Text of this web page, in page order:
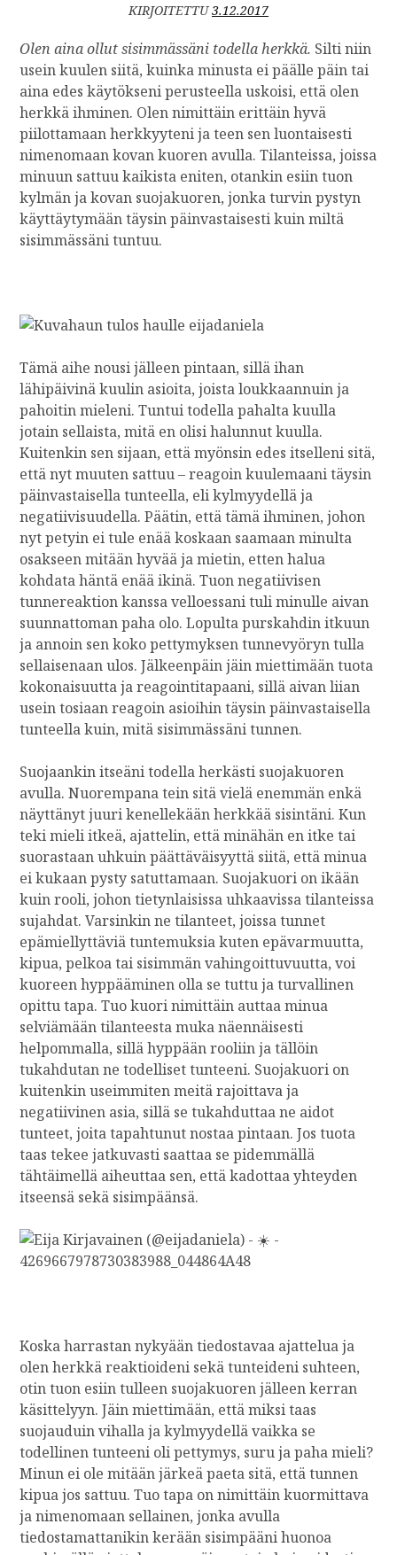
L
I
N
E
I
O
L
E
T
Ä
Y
E
S
Ä
E
L
Ä
M
Ä
Ä
KIRJOITETTU3.12.2017
Olen aina ollut sisimmässäni todella herkkä. Silti niin
usein kuulen siitä, kuinka minusta ei päälle päin tai
aina edes käytökseni perusteella uskoisi, että olen
herkkä ihminen. Olen nimittäin erittäin hyvä
piilottamaan herkkyyteni ja teen sen luontaisesti
nimenomaan kovan kuoren avulla. Tilanteissa, joissa
minuun sattuu kaikista eniten, otankin esiin tuon
kylmän ja kovan suojakuoren, jonka turvin pystyn
käyttäytymään täysin päinvastaisesti kuin miltä
sisimmässäni tuntuu.
Tämä aihe nousi jälleen pintaan, sillä ihan
lähipäivinä kuulin asioita, joista loukkaannuin ja
pahoitin mieleni. Tuntui todella pahalta kuulla
jotain sellaista, mitä en olisi halunnut kuulla.
Kuitenkin sen sijaan, että myönsin edes itselleni sitä,
että nyt muuten sattuu – reagoin kuulemaani täysin
päinvastaisella tunteella, eli kylmyydellä ja
negatiivisuudella. Päätin, että tämä ihminen, johon
nyt petyin ei tule enää koskaan saamaan minulta
osakseen mitään hyvää ja mietin, etten halua
kohdata häntä enää ikinä. Tuon negatiivisen
tunnereaktion kanssa velloessani tuli minulle aivan
suunnattoman paha olo. Lopulta purskahdin itkuun
ja annoin sen koko pettymyksen tunnevyöryn tulla
sellaisenaan ulos. Jälkeenpäin jäin miettimään tuota
kokonaisuutta ja reagointitapaani, sillä aivan liian
usein tosiaan reagoin asioihin täysin päinvastaisella
tunteella kuin, mitä sisimmässäni tunnen.
Suojaankin itseäni todella herkästi suojakuoren
avulla. Nuorempana tein sitä vielä enemmän enkä
näyttänyt juuri kenellekään herkkää sisintäni. Kun
teki mieli itkeä, ajattelin, että minähän en itke tai
suorastaan uhkuin päättäväisyyttä siitä, että minua
ei kukaan pysty satuttamaan. Suojakuori on ikään
kuin rooli, johon tietynlaisissa uhkaavissa tilanteissa
sujahdat. Varsinkin ne tilanteet, joissa tunnet
epämiellyttäviä tuntemuksia kuten epävarmuutta,
kipua, pelkoa tai sisimmän vahingoittuvuutta, voi
kuoreen hyppääminen olla se tuttu ja turvallinen
opittu tapa. Tuo kuori nimittäin auttaa minua
selviämään tilanteesta muka näennäisesti
helpommalla, sillä hyppään rooliin ja tällöin
tukahdutan ne todelliset tunteeni. Suojakuori on
kuitenkin useimmiten meitä rajoittava ja
negatiivinen asia, sillä se tukahduttaa ne aidot
tunteet, joita tapahtunut nostaa pintaan. Jos tuota
taas tekee jatkuvasti saattaa se pidemmällä
tähtäimellä aiheuttaa sen, että kadottaa yhteyden
itseensä sekä sisimpäänsä.
Koska harrastan nykyään tiedostavaa ajattelua ja
olen herkkä reaktioideni sekä tunteideni suhteen,
otin tuon esiin tulleen suojakuoren jälleen kerran
käsittelyyn. Jäin miettimään, että miksi taas
suojauduin vihalla ja kylmyydellä vaikka se
todellinen tunteeni oli pettymys, suru ja paha mieli?
Minun ei ole mitään järkeä paeta sitä, että tunnen
kipua jos sattuu. Tuo tapa on nimittäin kuormittava
ja nimenomaan sellainen, jonka avulla
tiedostamattanikin kerään sisimpääni huonoa